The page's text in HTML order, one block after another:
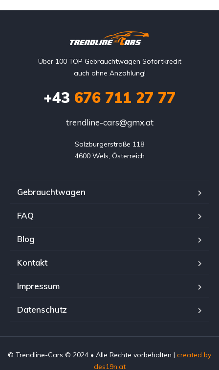
Über 100 TOP Gebrauchtwagen Sofortkredit
auch ohne Anzahlung!
+43 676 711 27 77
trendline-cars@gmx.at
Salzburgerstraße 118
4600 Wels, Österreich
Gebrauchtwagen
FAQ
Blog
Kontakt
Impressum
Datenschutz
© Trendline-Cars © 2024 • Alle Rechte vorbehalten | created by
des19n.at